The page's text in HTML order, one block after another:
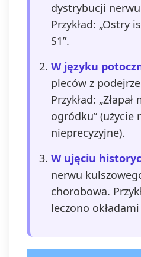
dystrybucji
Przykład: „Ostry
S1”.
W języku
pleców z
Przykład:
ogródku” (użycie
nieprecyzyjne).
W ujęciu
nerwu
chorobowa.
leczono